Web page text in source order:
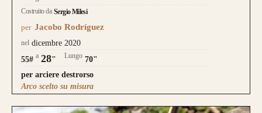
Costruito da Sergio Milesi
per Jacobo Rodríguez
nel dicembre 2020
55# a 28" Lungo 70"
per arciere destrorso
Arco scelto su misura